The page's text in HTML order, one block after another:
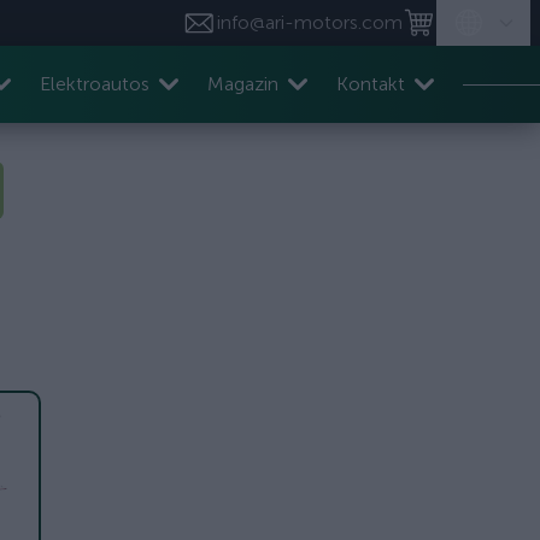
info@ari-motors.com
Elektroautos Magazin Kontakt